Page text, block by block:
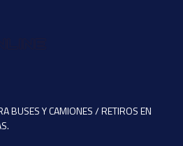
BUSES Y CAMIONES / RETIROS EN